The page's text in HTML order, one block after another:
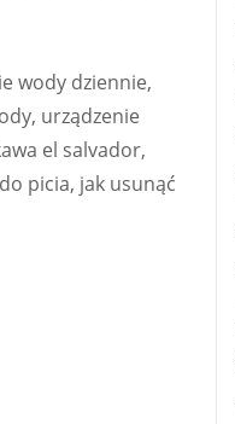
wody dziennie,
urządzenie
el salvador,
picia, jak usunąć